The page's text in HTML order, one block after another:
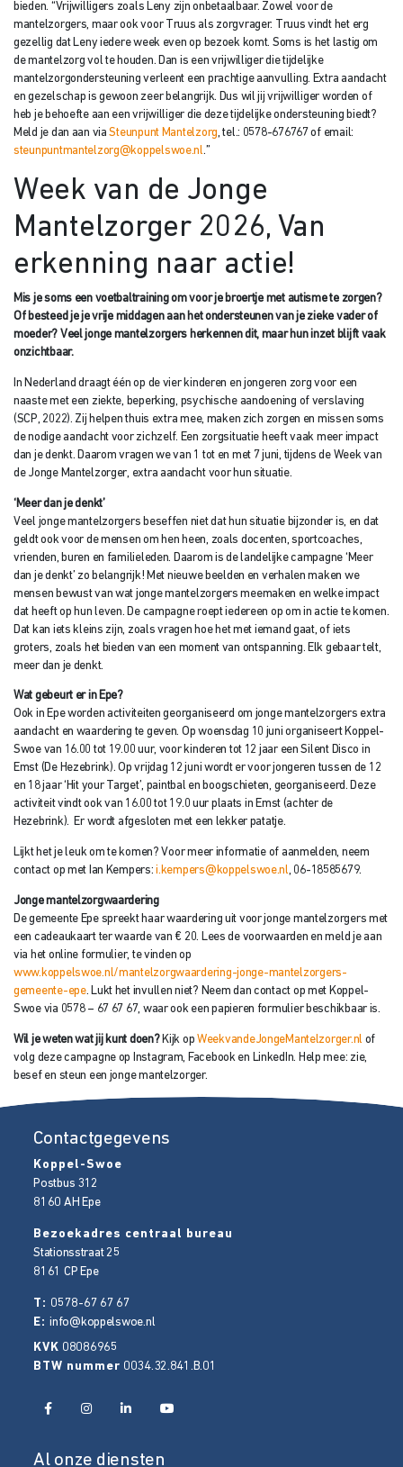
bieden. “Vrijwilligers zoals Leny zijn onbetaalbaar. Zowel voor de
mantelzorgers, maar ook voor Truus als zorgvrager. Truus vindt het erg
gezellig dat Leny iedere week even op bezoek komt. Soms is het lastig om
de mantelzorg vol te houden. Dan is een vrijwilliger die tijdelijke
mantelzorgondersteuning verleent een prachtige aanvulling. Extra aandacht
en gezelschap is gewoon zeer belangrijk. Dus wil jij vrijwilliger worden of
heb je behoefte aan een vrijwilliger die deze tijdelijke ondersteuning biedt?
Meld je dan aan viaSteunpunt Mantelzorg, tel.: 0578-676767 of email:
steunpuntmantelzorg@koppelswoe.nl.”
Week van de Jonge
Mantelzorger 2026, Van
erkenning naar actie!
Mis je soms een voetbaltraining om voor je broertje met autisme te zorgen?
Of besteed je je vrije middagen aan het ondersteunen van je zieke vader of
moeder? Veel jonge mantelzorgers herkennen dit, maar hun inzet blijft vaak
onzichtbaar.
In Nederland draagt één op de vier kinderen en jongeren zorg voor een
naaste met een ziekte, beperking, psychische aandoening of verslaving
(SCP, 2022). Zij helpen thuis extra mee, maken zich zorgen en missen soms
de nodige aandacht voor zichzelf. Een zorgsituatie heeft vaak meer impact
dan je denkt. Daarom vragen we van 1 tot en met 7 juni, tijdens de Week van
de Jonge Mantelzorger, extra aandacht voor hun situatie.
‘Meer dan je denkt’
Veel jonge mantelzorgers beseffen niet dat hun situatie bijzonder is, en dat
geldt ook voor de mensen om hen heen, zoals docenten, sportcoaches,
vrienden, buren en familieleden. Daarom is de landelijke campagne ‘Meer
dan je denkt’ zo belangrijk! Met nieuwe beelden en verhalen maken we
mensen bewust van wat jonge mantelzorgers meemaken en welke impact
dat heeft op hun leven. De campagne roept iedereen op om in actie te komen.
Dat kan iets kleins zijn, zoals vragen hoe het met iemand gaat, of iets
groters, zoals het bieden van een moment van ontspanning. Elk gebaar telt,
meer dan je denkt.
Wat gebeurt er in Epe?
Ook in Epe worden activiteiten georganiseerd om jonge mantelzorgers extra
aandacht en waardering te geven. Op woensdag 10 juni organiseert Koppel-
Swoe van 16.00 tot 19.00 uur, voor kinderen tot 12 jaar een Silent Disco in
Emst (De Hezebrink). Op vrijdag 12 juni wordt er voor jongeren tussen de 12
en 18 jaar ‘Hit your Target’, paintbal en boogschieten, georganiseerd. Deze
activiteit vindt ook van 16.00 tot 19.0 uur plaats in Emst (achter de
Hezebrink). Er wordt afgesloten met een lekker patatje.
Lijkt het je leuk om te komen? Voor meer informatie of aanmelden, neem
contact op met Ian Kempers:i.kempers@koppelswoe.nl, 06-18585679.
Jonge mantelzorgwaardering
De gemeente Epe spreekt haar waardering uit voor jonge mantelzorgers met
een cadeaukaart ter waarde van € 20. Lees de voorwaarden en meld je aan
via het online formulier, te vinden op
www.koppelswoe.nl/mantelzorgwaardering-jonge-mantelzorgers-
gemeente-epe. Lukt het invullen niet? Neem dan contact op met Koppel-
Swoe via 0578 – 67 67 67, waar ook een papieren formulier beschikbaar is.
Wil je weten wat jij kunt doen?Kijk op WeekvandeJongeMantelzorger.nl of
volg deze campagne op Instagram, Facebook en LinkedIn. Help mee: zie,
besef en steun een jonge mantelzorger.
Contactgegevens
Koppel-Swoe
Postbus 312
8160 AH Epe
Bezoekadres centraal bureau
Stationsstraat 25
8161 CP Epe
T: 0578-67 67 67
E:info@koppelswoe.nl
KVK 08086965
BTW nummer 0034.32.841.B.01
Al onze diensten